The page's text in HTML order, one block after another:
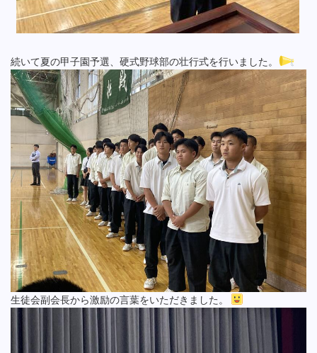
続いて夏の甲子園予選、硬式野球部の壮行式を行いました。
生徒会副会長から激励の言葉をいただきました。